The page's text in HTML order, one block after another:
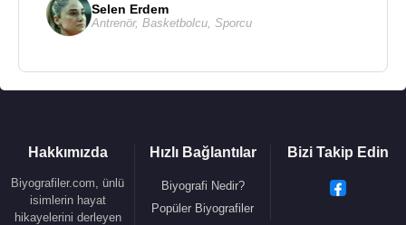
Selen Erdem
Antrenör, Basketbolcu Sporcu
Hakkımızda
Biyografiler.com, ünlü
isimlerin hayat
hikayelerini derleyen
Hızlı Bağlantılar
Biyografi Nedir?
Popüler Biyografiler
Bizi Takip Edin